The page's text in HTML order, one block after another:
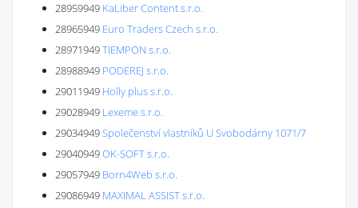
28959949 KaLiber Content s.r.o.
28965949 Euro Traders Czech s.r.o.
28971949TIEMPON s.r.o.
28988949 PODEREJ s.r.o.
29011949 Holly plus s.r.o.
29028949 Lexeme s.r.o.
29034949Společenství vlastníků U Svobodárny 1071/7
29040949OK-SOFT s.r.o.
29057949 Born4Web s.r.o.
29086949 MAXIMAL ASSIST s.r.o.